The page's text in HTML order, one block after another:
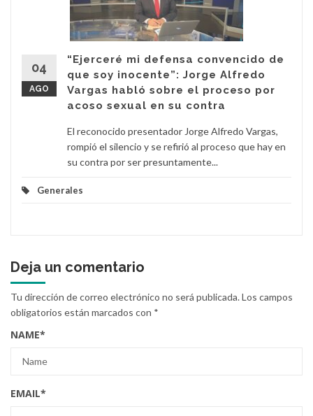
04
AGO
“Ejerceré mi defensa convencido de
que soy inocente”: Jorge Alfredo
Vargas habló sobre el proceso por
acoso sexual en su contra
El reconocido presentador Jorge Alfredo Vargas,
rompió el silencio y se refirió al proceso que hay en
su contra por ser presuntamente...
Generales
Deja un comentario
Tu dirección de correo electrónico no será publicada.Los campos
obligatorios están marcados con *
NAME*
EMAIL*